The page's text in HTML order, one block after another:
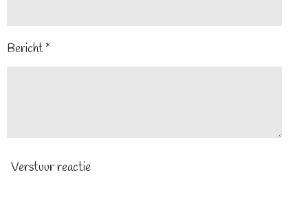
Bericht *
Verstuur reactie